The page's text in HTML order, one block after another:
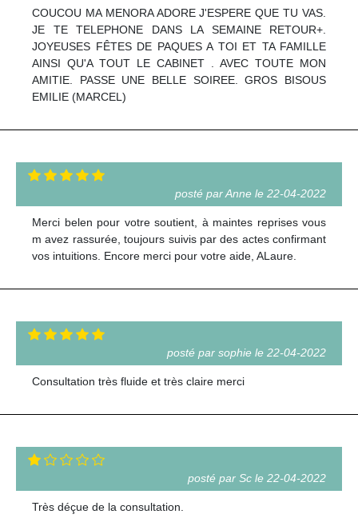
COUCOU MA MENORA ADORE J'ESPERE QUE TU VAS.
JE TE TELEPHONE DANS LA SEMAINE RETOUR+.
JOYEUSES FÊTES DE PAQUES A TOI ET TA FAMILLE
AINSI QU'A TOUT LE CABINET . AVEC TOUTE MON
AMITIE. PASSE UNE BELLE SOIREE. GROS BISOUS
EMILIE (MARCEL)
posté par Anne le 22-04-2022
Merci belen pour votre soutient, à maintes reprises vous
m avez rassurée, toujours suivis par des actes confirmant
vos intuitions. Encore merci pour votre aide, ALaure.
posté par sophie le 22-04-2022
Consultation très fluide et très claire merci
posté par Sc le 22-04-2022
Très déçue de la consultation.